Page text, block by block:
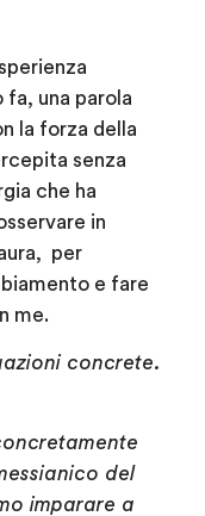
una parola
la forza della
senza
che ha
in
per
e fare
me.
concrete.
del
imparare a